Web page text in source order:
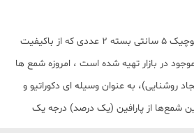
شمع دست ساز مدل ایران کوچیک 5 سانتی بسته 2 عددی که از باکیفیت
در بازار تهیه شده است ، امروزه شمع ها
روشنایی)، به عنوان وسیله ای دکوراتیو و
این شمع‌ها از پارافین (یک درصد) درجه یک